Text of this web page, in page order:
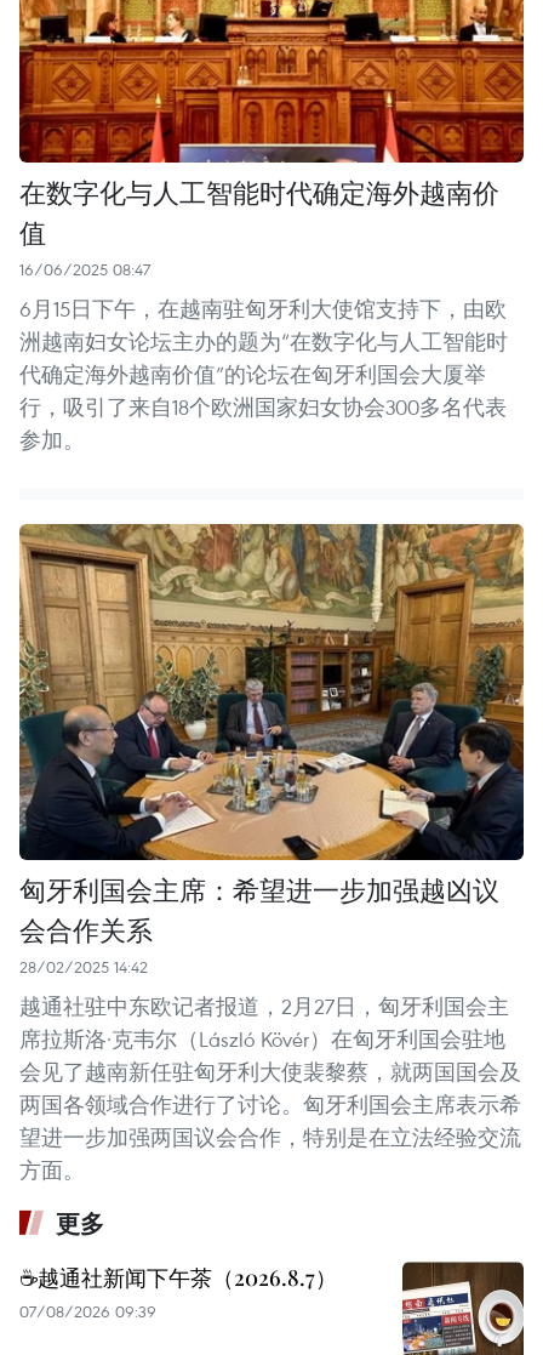
在数字化与人工智能时代确定海外越南价
值
16/06/2025 08:47
6月15日下午，在越南驻匈牙利大使馆支持下，由欧
洲越南妇女论坛主办的题为“在数字化与人工智能时
代确定海外越南价值”的论坛在匈牙利国会大厦举
行，吸引了来自18个欧洲国家妇女协会300多名代表
参加。
匈牙利国会主席：希望进一步加强越凶议
会合作关系
28/02/2025 14:42
越通社驻中东欧记者报道，2月27日，匈牙利国会主
席拉斯洛·克韦尔（László Kövér）在匈牙利国会驻地
会见了越南新任驻匈牙利大使裴黎蔡，就两国国会及
两国各领域合作进行了讨论。匈牙利国会主席表示希
望进一步加强两国议会合作，特别是在立法经验交流
方面。
更多
☕️越通社新闻下午茶（2026.8.7）
07/08/2026 09:39